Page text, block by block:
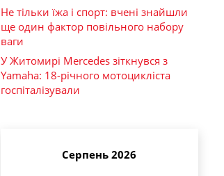
Не тільки їжа і спорт: вчені знайшли
ще один фактор повільного набору
ваги
У Житомирі Mercedes зіткнувся з
Yamaha: 18-річного мотоцикліста
госпіталізували
Серпень 2026